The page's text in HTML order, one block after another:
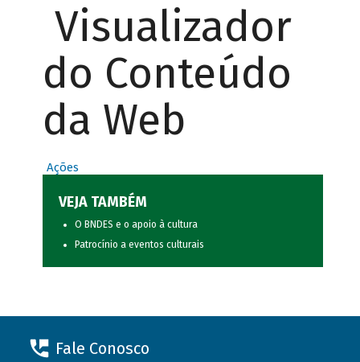
Visualizador
do Conteúdo
da Web
Ações
VEJA TAMBÉM
O BNDES e o apoio à cultura
Patrocínio a eventos culturais
Fale Conosco